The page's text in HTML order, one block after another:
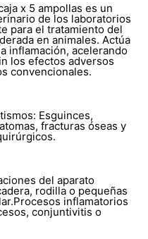
x 5 ampollas es un
de los laboratorios
para el tratamiento del
en animales. Actúa
inflamación, acelerando
los efectos adversos
convencionales.
Esguinces,
fracturas óseas y
del aparato
rodilla o pequeñas
inflamatorios
conjuntivitis o